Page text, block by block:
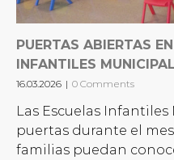
PUERTAS ABIERTAS
INFANTILES
16.03.2026 | 0 Comments
Las Escuelas
puertas durante el
familias puedan